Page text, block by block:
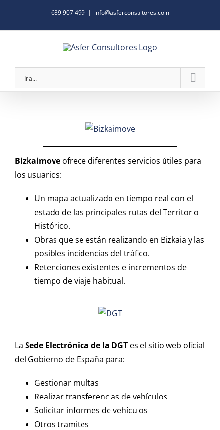
content
639 907 499 | info@asferconsultores.com
Ir a...
Bizkaimove ofrece diferentes servicios útiles para
los usuarios:
Un mapa actualizado en tiempo real con el
estado de las principales rutas del Territorio
Histórico.
Obras que se están realizando en Bizkaia y las
posibles incidencias del tráfico.
Retenciones existentes e incrementos de
tiempo de viaje habitual.
La Sede Electrónica de la DGT es el sitio web oficial
del Gobierno de España para:
Gestionar multas
Realizar transferencias de vehículos
Solicitar informes de vehículos
Otros tramites
Transferencias
Cambios de Dirección
Duplicado del Permiso de Circulación
Visados Tarjetas Transporte
Renovación Tarjetas (Tacógrafo Digital)
ENLACES DE INTERES
LOCALIZACION Y CONTACTO
Presencial con cita previa:
Lunes-Jueves: 8:00 a 19:00
Viernes: 8:00 a 15:30